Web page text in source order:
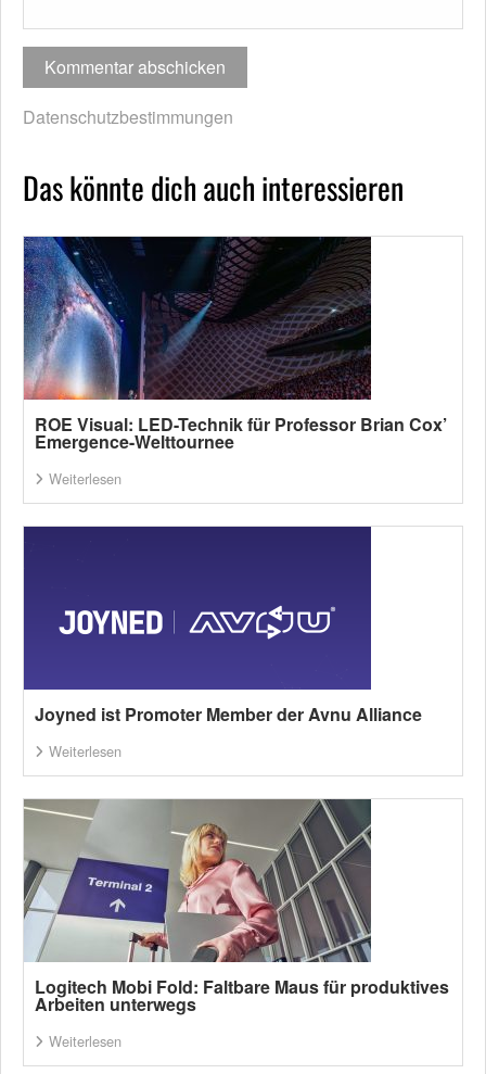
Datenschutzbestimmungen
Das könnte dich auch interessieren
ROE Visual: LED-Technik für Professor Brian Cox’
Emergence-Welttournee
Weiterlesen
Joyned ist Promoter Member der Avnu Alliance
Weiterlesen
Logitech Mobi Fold: Faltbare Maus für produktives
Arbeiten unterwegs
Weiterlesen